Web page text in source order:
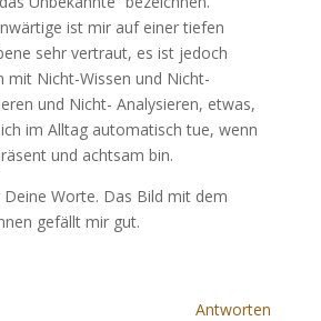
ist mir auf einer tiefen
sehr vertraut, es ist jedoch
mit Nicht-Wissen und Nicht-
und Nicht- Analysieren, etwas,
im Alltag automatisch tue, wenn
und achtsam bin.
Worte. Das Bild mit dem
gefällt mir gut.
Antworten